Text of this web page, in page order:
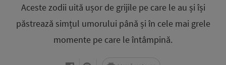
Aceste zodii uită ușor de grijile pe care le au și își
păstrează simțul umorului până și în cele mai grele
momente pe care le întâmpină.